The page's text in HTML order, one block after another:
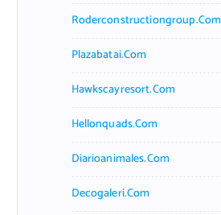
Roderconstructiongroup.com
Plazabatai.com
Hawkscayresort.com
Hellonquads.com
Diarioanimales.com
Decogaleri.com